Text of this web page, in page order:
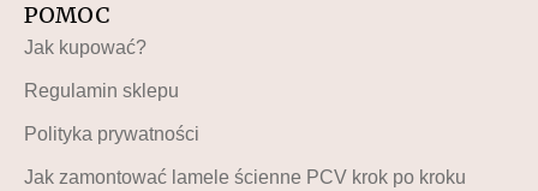
POMOC
Jak kupować?
Regulamin sklepu
Polityka prywatności
Jak zamontować lamele ścienne PCV krok po kroku